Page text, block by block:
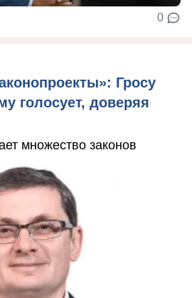
0
Гросу
голосует, доверяя
множество законов